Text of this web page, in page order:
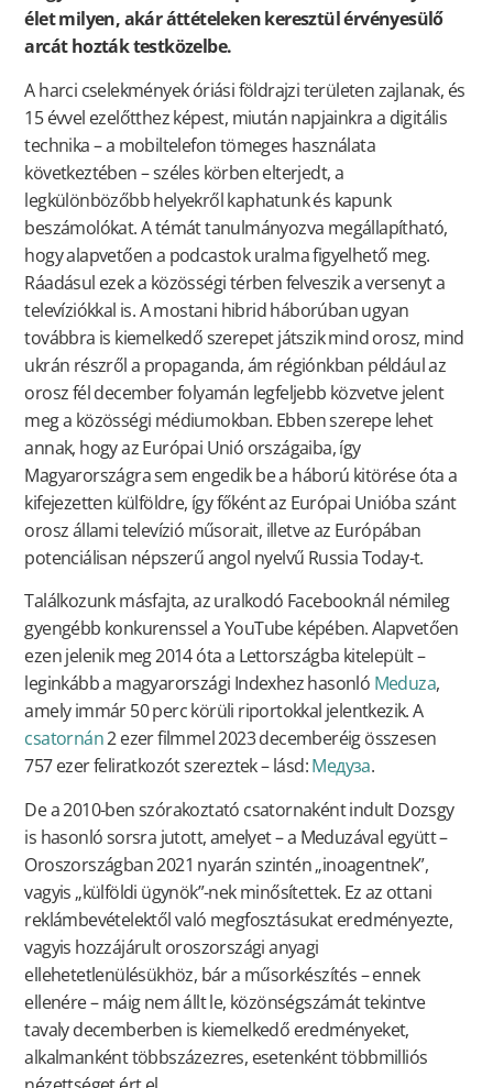
élet milyen, akár áttételeken keresztül érvényesülő
arcát hozták testközelbe.
A harci cselekmények óriási földrajzi területen zajlanak, és
15 évvel ezelőtthez képest, miután napjainkra a digitális
technika – a mobiltelefon tömeges használata
következtében – széles körben elterjedt, a
legkülönbözőbb helyekről kaphatunk és kapunk
beszámolókat. A témát tanulmányozva megállapítható,
hogy alapvetően a podcastok uralma figyelhető meg.
Ráadásul ezek a közösségi térben felveszik a versenyt a
televíziókkal is. A mostani hibrid háborúban ugyan
továbbra is kiemelkedő szerepet játszik mind orosz, mind
ukrán részről a propaganda, ám régiónkban például az
orosz fél december folyamán legfeljebb közvetve jelent
meg a közösségi médiumokban. Ebben szerepe lehet
annak, hogy az Európai Unió országaiba, így
Magyarországra sem engedik be a háború kitörése óta a
kifejezetten külföldre, így főként az Európai Unióba szánt
orosz állami televízió műsorait, illetve az Európában
potenciálisan népszerű angol nyelvű Russia Today-t.
Találkozunk másfajta, az uralkodó Facebooknál némileg
gyengébb konkurenssel a YouTube képében. Alapvetően
ezen jelenik meg 2014 óta a Lettországba kitelepült –
leginkább a magyarországi Indexhez hasonló Meduza,
amely immár 50 perc körüli riportokkal jelentkezik. A
csatornán2 ezer filmmel 2023 decemberéig összesen
757 ezer feliratkozót szereztek – lásd:Медуза.
De a 2010-ben szórakoztató csatornaként indult Dozsgy
is hasonló sorsra jutott, amelyet – a Meduzával együtt –
Oroszországban 2021 nyarán szintén „inoagentnek”,
vagyis „külföldi ügynök”-nek minősítettek. Ez az ottani
reklámbevételektől való megfosztásukat eredményezte,
vagyis hozzájárult oroszországi anyagi
ellehetetlenülésükhöz, bár a műsorkészítés – ennek
ellenére – máig nem állt le, közönségszámát tekintve
tavaly decemberben is kiemelkedő eredményeket,
alkalmanként többszázezres, esetenként többmilliós